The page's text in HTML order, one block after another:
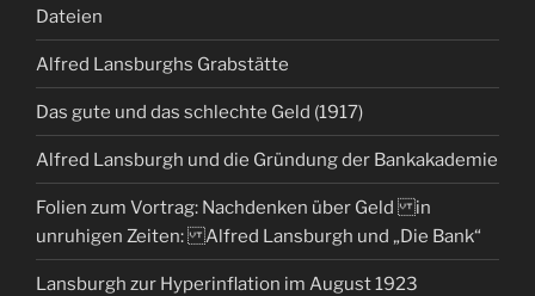
Dateien
Alfred Lansburghs Grabstätte
Das gute und das schlechte Geld (1917)
Alfred Lansburgh und die Gründung der Bankakademie
Folien zum Vortrag: Nachdenken über Geld in
unruhigen Zeiten: Alfred Lansburgh und „Die Bank“
Lansburgh zur Hyperinflation im August 1923